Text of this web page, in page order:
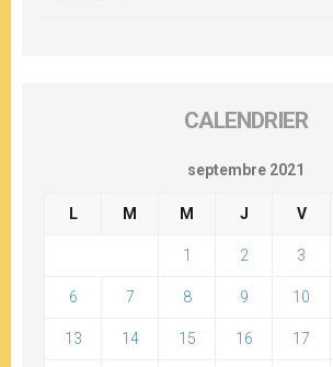
CALENDRIER
septembre 2021
L M M J V
1 2 3
6 7 8 9 10
13 14 15 16 17